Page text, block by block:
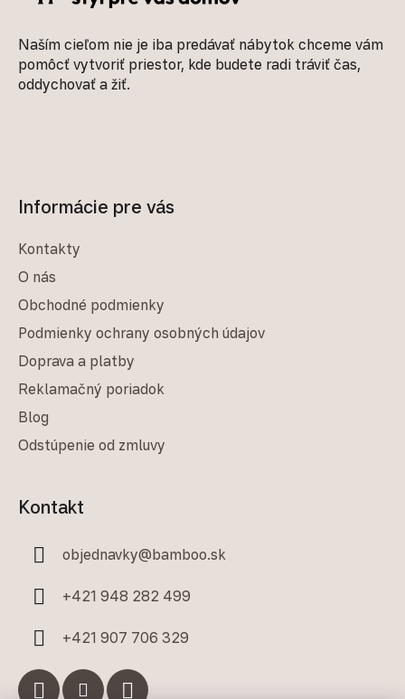
Naším cieľom nie je iba predávať nábytok chceme vám
pomôcť vytvoriť priestor, kde budete radi tráviť čas,
oddychovať a žiť.
Informácie pre vás
Kontakty
O nás
Obchodné podmienky
Podmienky ochrany osobných údajov
Doprava a platby
Reklamačný poriadok
Blog
Odstúpenie od zmluvy
Kontakt
objednavky@bamboo.sk
+421 948 282 499
+421 907 706 329